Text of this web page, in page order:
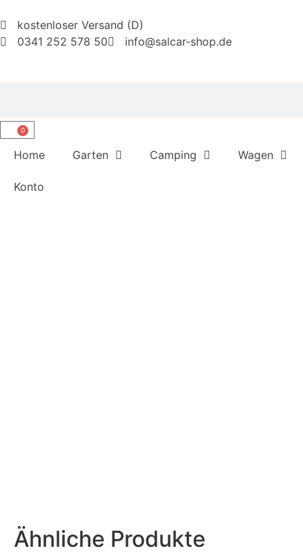
kostenloser Versand (D)
0341 252 578 50
info@salcar-shop.de
0
Home Garten Camping Wagen
Konto
Ähnliche Produkte